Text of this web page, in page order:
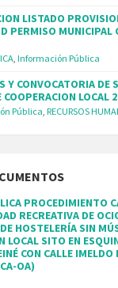
LISTADO
PERMISO MUNICIPAL
, Información Pública
Y CONVOCATORIA DE
LOCAL
Pública, RECURSOS
PROCEDIMIENTO
RECREATIVA DE
HOSTELERÍA SIN
LOCAL SITO EN
CON CALLE
OA)